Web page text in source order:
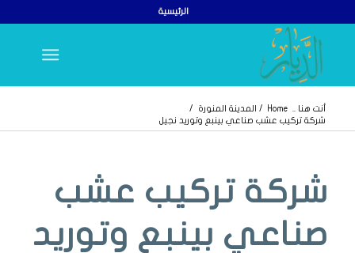
الرئيسية
أنت هنا .. Home
/ المدينة المنورة
/
شركة تركيب عشب صناعي بينبع وتوريد نجيل
شركة تركيب عشب
صناعي بينبع وتوريد